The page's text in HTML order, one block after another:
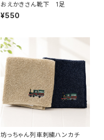
おえかきさん靴下 1足
¥550
坊っちゃん列車刺繍ハンカチ